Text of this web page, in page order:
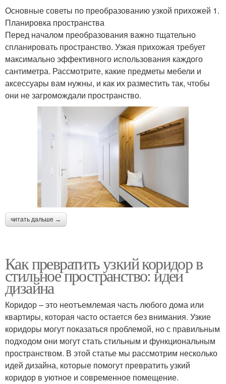
Основные советы по преобразованию узкой прихожей 1.
Планировка пространства
Перед началом преобразования важно тщательно
спланировать пространство. Узкая прихожая требует
максимально эффективного использования каждого
сантиметра. Рассмотрите, какие предметы мебели и
аксессуары вам нужны, и как их разместить так, чтобы
они не загромождали пространство.
читать дальше →
Как превратить узкий коридор в
стильное пространство: идеи
дизайна
Коридор – это неотъемлемая часть любого дома или
квартиры, которая часто остается без внимания. Узкие
коридоры могут показаться проблемой, но с правильным
подходом они могут стать стильным и функциональным
пространством. В этой статье мы рассмотрим несколько
идей дизайна, которые помогут превратить узкий
коридор в уютное и современное помещение.